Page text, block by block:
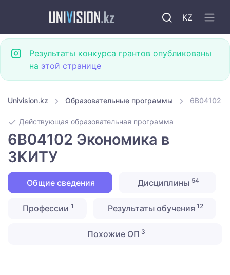
KZ
Результаты конкурса грантов опубликованы
на этой странице
Univision.kz Образовательные программы 6B04102
Действующая образовательная программа
6B04102 Экономика в
ЗКИТУ
Общие сведения Дисциплины 54
Профессии 1 Результаты обучения 12
Похожие ОП 3